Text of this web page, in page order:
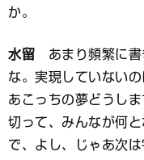
か。
水留 あまり頻繁に書
な。実現していない
あこっちの夢どうし
切って、みんなが何
で、よし、じゃあ次